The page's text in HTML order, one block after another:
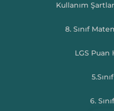
Kullanım
8. Sınıf
LGS Puan
6.